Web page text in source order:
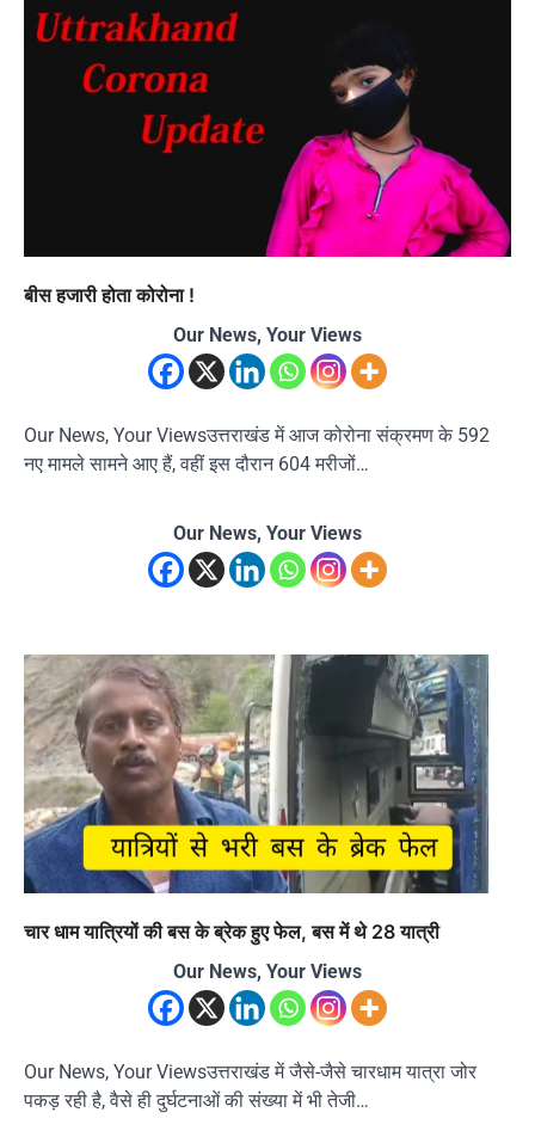
बीस हजारी होता कोरोना !
Our News, Your Views
Our News, Your Viewsउत्तराखंड में आज कोरोना संक्रमण के 592
नए मामले सामने आए हैं, वहीं इस दौरान 604 मरीजों…
Our News, Your Views
चार धाम यात्रियों की बस के ब्रेक हुए फेल, बस में थे 28 यात्री
Our News, Your Views
Our News, Your Viewsउत्तराखंड में जैसे-जैसे चारधाम यात्रा जोर
पकड़ रही है, वैसे ही दुर्घटनाओं की संख्या में भी तेजी…